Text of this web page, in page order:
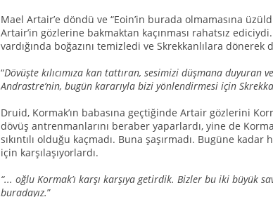
Mael Artair’e döndü ve “Eoin’in burada olmamasına
Artair’in gözlerine bakmaktan kaçınması rahatsız
vardığında boğazını temizledi ve Skrekkanlılara dönerek
“Dövüşte kılıcımıza kan tattıran, sesimizi düşmana duyuran
Andrastre’nin, bugün kararıyla bizi yönlendirmesi için
Druid, Kormak’ın babasına geçtiğinde Artair gözlerini
dövüş antrenmanlarını beraber yaparlardı, yine de
sıkıntılı olduğu kaçmadı. Buna şaşırmadı. Bugüne
için karşılaşıyorlardı.
“... oğlu Kormak’ı karşı karşıya getirdik. Bizler bu iki büyük
buradayız.”